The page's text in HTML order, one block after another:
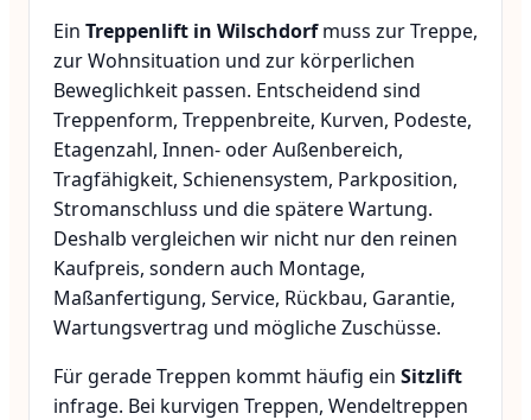
Ein Treppenlift in Wilschdorfmuss zur Treppe,
zur Wohnsituation und zur körperlichen
Beweglichkeit passen. Entscheidend sind
Treppenform, Treppenbreite, Kurven, Podeste,
Etagenzahl, Innen- oder Außenbereich,
Tragfähigkeit, Schienensystem, Parkposition,
Stromanschluss und die spätere Wartung.
Deshalb vergleichen wir nicht nur den reinen
Kaufpreis, sondern auch Montage,
Maßanfertigung, Service, Rückbau, Garantie,
Wartungsvertrag und mögliche Zuschüsse.
Für gerade Treppen kommt häufig ein Sitzlift
infrage. Bei kurvigen Treppen, Wendeltreppen